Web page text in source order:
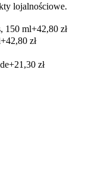
lojalnościowe.
150 ml+42,80 zł
+42,80 zł
+21,30 zł